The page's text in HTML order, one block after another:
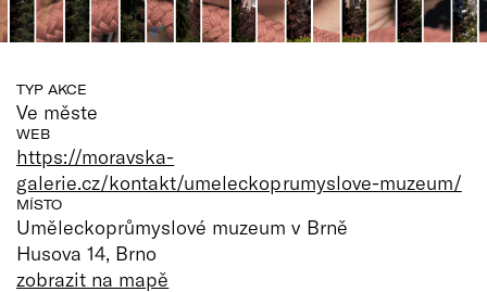
TYP AKCE
Ve měste
WEB
https://moravska-
galerie.cz/kontakt/umeleckoprumyslove-muzeum/
MÍSTO
Uměleckoprůmyslové muzeum v Brně
Husova 14, Brno
zobrazit na mapě